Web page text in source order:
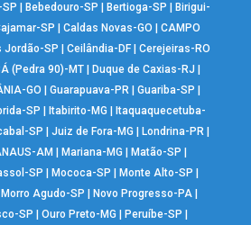
Bebedouro-SP Bertioga-SP
Birigui-
SP |Caldas Novas-GO |CAMPO
Jordão-SP Ceilândia-DF| Cerejeiras-RO
(Pedra 90)-MT| Duque de Caxias-RJ
GO |Guarapuava-PR |Guariba-SP
SP Itabirito-MG
Itaquaquecetuba-
SP |Juiz de Fora-MG Londrina-PR
AM Mariana-MG Matão-SP
SP Mococa-SP Monte Alto-SP
Morro Agudo-SP Novo Progresso-PA
SP |Ouro Preto-MG Peruíbe-SP